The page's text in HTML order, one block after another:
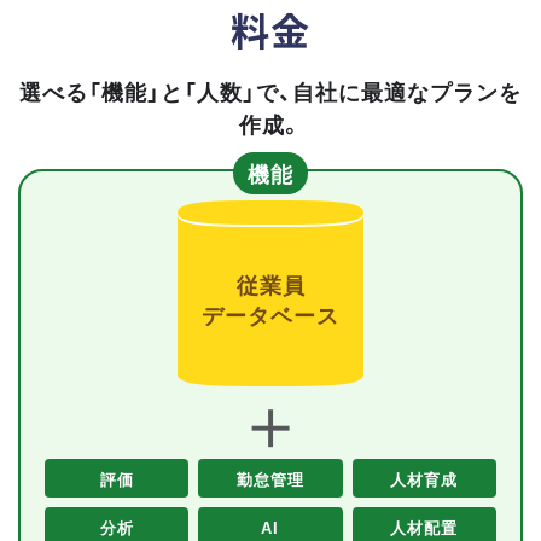
料金
選べる「機能」と「人数」で、自社に最適なプランを
作成。
機能
従業員
データベース
＋
評価 勤怠管理 人材育成
分析 AI 人材配置